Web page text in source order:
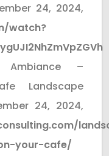
24, 2024,
watch?
Ambiance –
Landscape
24, 2024,
your-cafe/